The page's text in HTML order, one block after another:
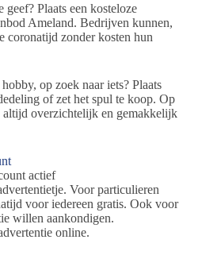
Plaats een kosteloze
Ameland. Bedrijven kunnen,
coronatijd zonder kosten hun
op zoek naar iets? Plaats
of zet het spul te koop. Op
overzichtelijk en gemakkelijk
actief
Voor particulieren
voor iedereen gratis. Ook voor
willen aankondigen.
online.